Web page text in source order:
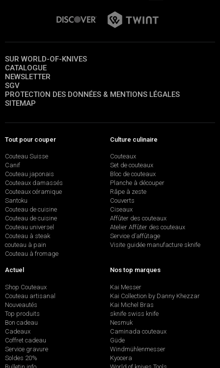
SUR WORLD-OF-KNIVES
CATALOGUE
NEWSLETTER
SGV
PROTECTION DES DONNÉES & MENTIONS LÉGALES
SITEMAP
Tout pour couper
Couteau Suisse
Canif
Couteau japonais
Couteaux damassés
Couteaux céramique
Santoku
Couteau de cuisine
Couteau de cuisine
Couteau universel
Couteau à steak
couteau à pain
Couteau à fromage
Culture culinaire
Couteaux
Set de couteaux
Bloc de couteaux
Planche à découper
Râpe à zeste
Couverts
Ciseaux
Affûter des couteaux
Atelier Affûter des couteaux
Service d’affûtage
Visite guidée manufacture sknife
Actuel
Shop Couteaux
Couteau artisanal
Nouveautés
Top produits
Bon cadeau
Cadeaux
Coffret cadeau
Service gravure
Soldes 20%
Nos top marques
Kai Messer
Kai Collection by Danny Khezzar
Kai Michel Bras
sknife swiss knife
Nesmuk
Caminada couteaux
Güde
Windmühlenmesser
Kyocera